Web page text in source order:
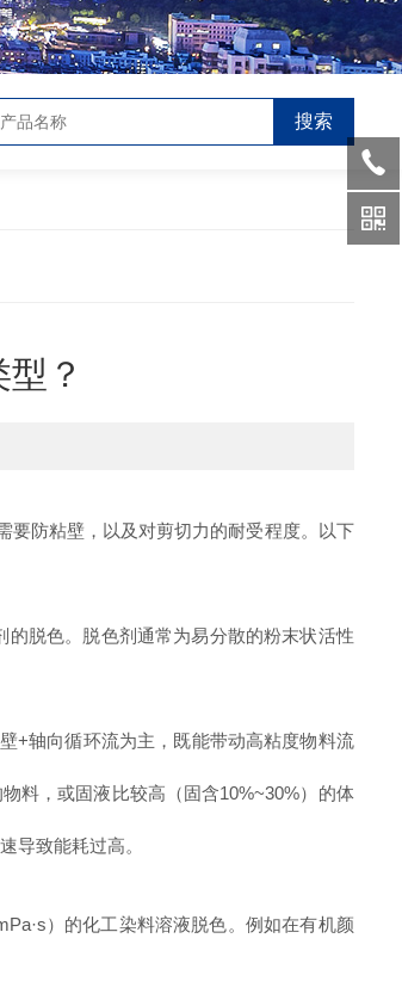
？
要防粘壁，以及对剪切力的耐受程度。以下
脱色。脱色剂通常为易分散的粉末状活性
+轴向循环流为主，既能带动高粘度物料流
料，或固液比较高（固含10%~30%）的体
导致能耗过高。
）的化工染料溶液脱色。例如在有机颜